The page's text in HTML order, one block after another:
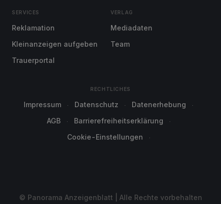
SERVICES
Reklamation
Kleinanzeigen aufgeben
Trauerportal
VERLAG
Mediadaten
Team
RECHTLICHES
Impressum Datenschutz
Datenerhebung
AGB
Barrierefreiheitserklärung
Cookie-Einstellungen
© Panorama Anzeigenblatt | Alle Rechte vorbehalten